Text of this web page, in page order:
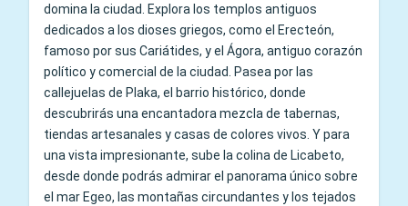
domina la ciudad. Explora los templos antiguos
dedicados a los dioses griegos, como el Erecteón,
famoso por sus Cariátides, y el Ágora, antiguo corazón
político y comercial de la ciudad. Pasea por las
callejuelas de Plaka, el barrio histórico, donde
descubrirás una encantadora mezcla de tabernas,
tiendas artesanales y casas de colores vivos. Y para
una vista impresionante, sube la colina de Licabeto,
desde donde podrás admirar el panorama único sobre
el mar Egeo, las montañas circundantes y los tejados